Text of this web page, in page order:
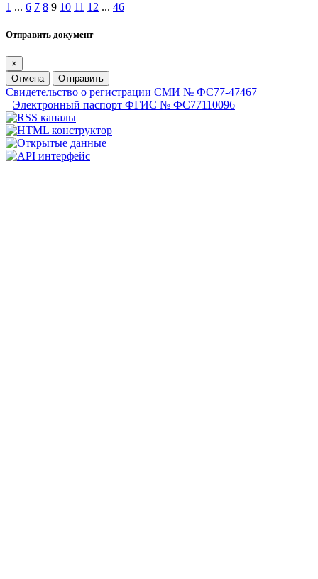
1 ... 6 7 8 9 10 11 12 ... 46
Отправить документ
×
Отмена
Отправить
Свидетельство о регистрации СМИ № ФС77-47467
Электронный паспорт ФГИС № ФС77110096